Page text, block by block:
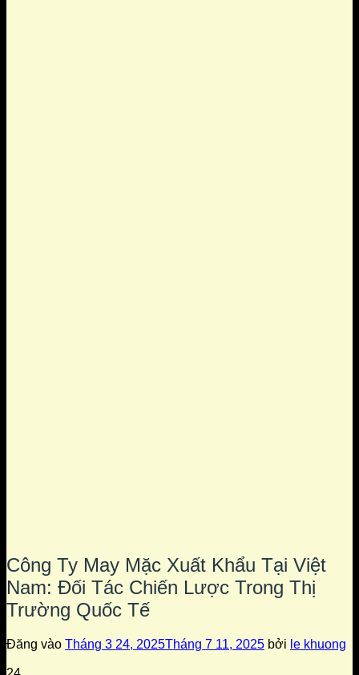
Công Ty May Mặc Xuất Khẩu Tại Việt
Nam: Đối Tác Chiến Lược Trong Thị
Trường Quốc Tế
Đăng vào Tháng 3 24, 2025Tháng 7 11, 2025 bởi le khuong